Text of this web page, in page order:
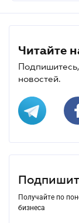
Читайте
новостей.
Получайте по
бизнеса